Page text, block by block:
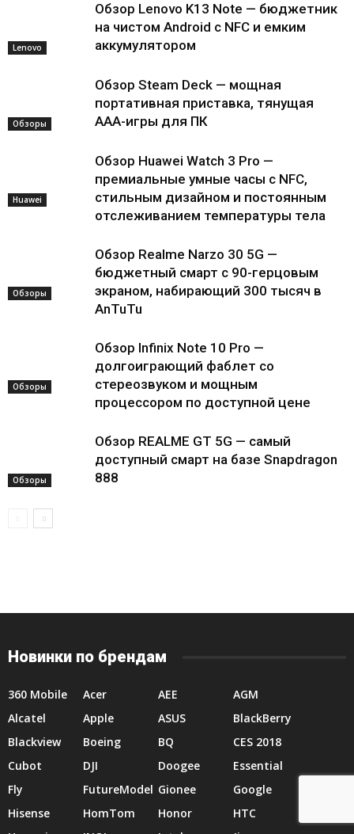
Lenovo
Обзор Lenovo K13 Note — бюджетник
на чистом Android с NFC и емким
аккумулятором
Обзоры
Обзор Steam Deck — мощная
портативная приставка, тянущая
AAA-игры для ПК
Huawei
Обзор Huawei Watch 3 Pro —
премиальные умные часы с NFC,
стильным дизайном и постоянным
отслеживанием температуры тела
Обзоры
Обзор Realme Narzo 30 5G —
бюджетный смарт с 90-герцовым
экраном, набирающий 300 тысяч в
AnTuTu
Обзоры
Обзор Infinix Note 10 Pro —
долгоиграющий фаблет со
стереозвуком и мощным
процессором по доступной цене
Обзоры
Обзор REALME GT 5G — самый
доступный смарт на базе Snapdragon
888
Новинки по брендам
360 Mobile Acer AEE
AGM
Alcatel
Apple ASUS
BlackBerry
Blackview
Boeing BQ
CES 2018
Cubot
DJI Doogee
Essential
Fly
FutureModel Gionee
Google
Hisense
HomTom Honor
HTC